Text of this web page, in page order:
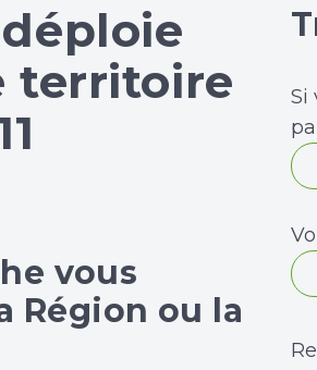
territoire
vous
Région ou la
Si